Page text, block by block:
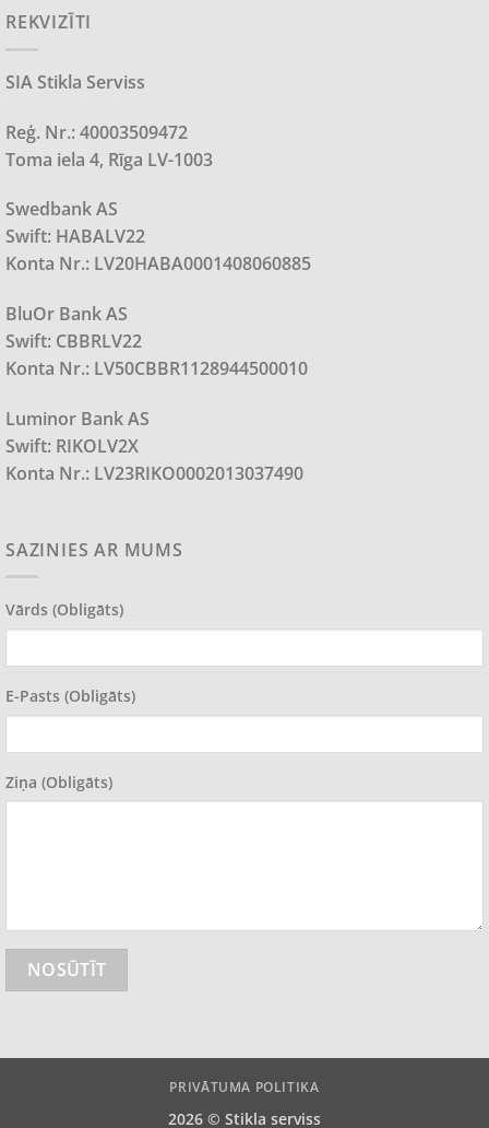
REKVIZĪTI
SIA Stikla Serviss
Reģ. Nr.: 40003509472
Toma iela 4, Rīga LV-1003
Swedbank AS
Swift: HABALV22
Konta Nr.: LV20HABA0001408060885
BluOr Bank AS
Swift: CBBRLV22
Konta Nr.: LV50CBBR1128944500010
Luminor Bank AS
Swift: RIKOLV2X
Konta Nr.: LV23RIKO0002013037490
SAZINIES AR MUMS
Vārds (obligāts)
E-Pasts (obligāts)
Ziņa (obligāts)
PRIVĀTUMA POLITIKA
2026 © Stikla serviss